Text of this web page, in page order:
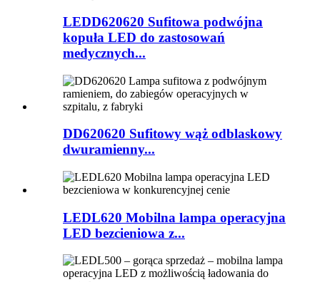
LEDD620620 Sufitowa podwójna
kopuła LED do zastosowań
medycznych...
DD620620 Sufitowy wąż odblaskowy
dwuramienny...
LEDL620 Mobilna lampa operacyjna
LED bezcieniowa z...